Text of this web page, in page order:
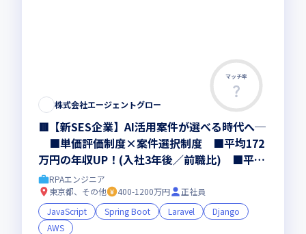
マッチ率
株式会社エージェントグロー
🟥【新SES企業】AI活用案件が選べる時代へ─
■単価評価制度×案件選択制度 ■平均172
万円の年収UP！(入社3年後／前職比) ■平均
31案件から選択可能！ ■上場企業、大手SIe
rなど約1,000社と取引！ ■厚労省認定のホ
ワイト企業！（残業平均7.1h、有給消化率8
3%、年間休暇実績139日以上）
RPAエンジニア
東京都、その他
400-1200万円
正社員
JavaScript
Spring Boot Laravel
Django
AWS